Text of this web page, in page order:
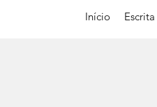
Início Escrita